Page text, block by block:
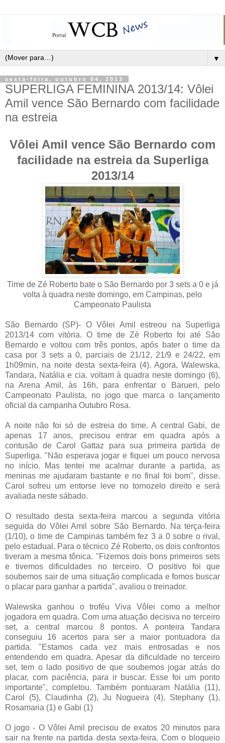
▼
sexta-feira, outubro 04, 2013
SUPERLIGA FEMININA 2013/14: Vôlei
Amil vence São Bernardo com facilidade
na estreia
Vôlei Amil vence São Bernardo com
facilidade na estreia da Superliga
2013/14
Time de Zé Roberto bate o São Bernardo por 3 sets a 0 e já
volta à quadra neste domingo, em Campinas, pelo
Campeonato Paulista
São Bernardo (SP)- O Vôlei Amil estreou na Superliga
2013/14 com vitória. O time de Zé Roberto foi até São
Bernardo e voltou com três pontos, após bater o time da
casa por 3 sets a 0, parciais de 21/12, 21/9 e 24/22, em
1h09min, na noite desta sexta-feira (4). Agora, Walewska,
Tandara, Natália e cia. voltam à quadra neste domingo (6),
na Arena Amil, às 16h, para enfrentar o Barueri, pelo
Campeonato Paulista, no jogo que marca o lançamento
oficial da campanha Outubro Rosa.
A noite não foi só de estreia do time. A central Gabi, de
apenas 17 anos, precisou entrar em quadra após a
contusão de Carol Gattaz para sua primeira partida de
Superliga. "Não esperava jogar e fiquei um pouco nervosa
no início. Mas tentei me acalmar durante a partida, as
meninas me ajudaram bastante e no final foi bom", disse.
Carol sofreu um entorse leve no tornozelo direito e será
avaliada neste sábado.
O resultado desta sexta-feira marcou a segunda vitória
seguida do Vôlei Amil sobre São Bernardo. Na terça-feira
(1/10), o time de Campinas também fez 3 a 0 sobre o rival,
pelo estadual. Para o técnico Zé Roberto, os dois confrontos
tiveram a mesma tônica. "Fizemos dois bons primeiros sets
e tivemos dificuldades no terceiro. O positivo foi que
soubemos sair de uma situação complicada e fomos buscar
o placar para ganhar a partida", avaliou o treinador.
Walewska ganhou o troféu Viva Vôlei como a melhor
jogadora em quadra. Com uma atuação decisiva no terceiro
set, a central marcou 8 pontos. A ponteira Tandara
conseguiu 16 acertos para ser a maior pontuadora da
partida. "Estamos cada vez mais entrosadas e nos
entendendo em quadra. Apesar da dificuldade no terceiro
set, tem o lado positivo de que soubemos jogar atrás do
placar, com paciência, para ir buscar. Esse foi um ponto
importante", completou. Também pontuaram Natália (11),
Carol (5), Claudinha (2), Ju Nogueira (4), Stephany (1),
Rosamaria (1) e Gabi (1)
O jogo - O Vôlei Amil precisou de exatos 20 minutos para
sair na frente na partida desta sexta-feira. Com o bloqueio